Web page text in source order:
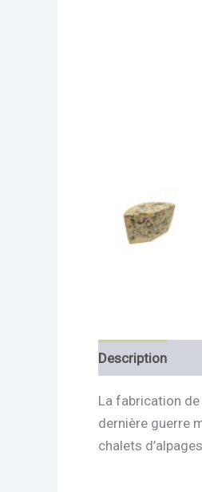
Description
La fabrication
dernière guerre
chalets